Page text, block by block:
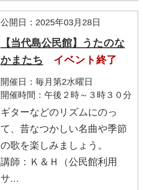
公開日：2025年03月28日
【当代島公民館】うたのな
かまたち
イベント終了
開催日：毎月第2水曜日
開催時間：午後２時～３時３０分
ギターなどのリズムにのっ
て、昔なつかしい名曲や季節
の歌を楽しみましょう。
講師：Ｋ＆Ｈ（公民館利用
サ...